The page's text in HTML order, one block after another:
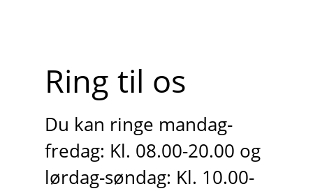
Ring til os
Du kan ringe mandag-
fredag: Kl. 08.00-20.00 og
lørdag-søndag: Kl. 10.00-